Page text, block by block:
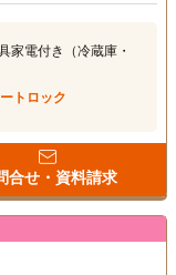
家電付き（冷蔵庫・
トロック
合せ・資料請求